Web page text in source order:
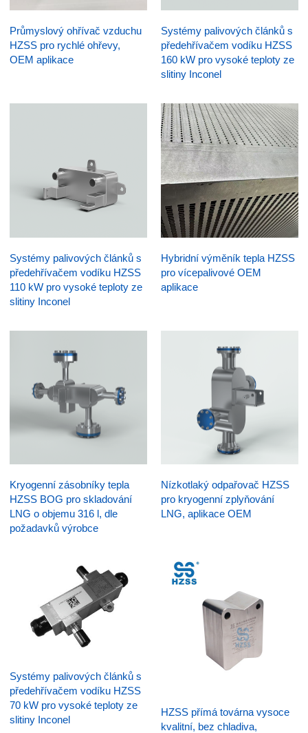
Průmyslový ohřívač vzduchu
HZSS pro rychlé ohřevy,
OEM aplikace
Systémy palivových článků s
předehřívačem vodíku HZSS
160 kW pro vysoké teploty ze
slitiny Inconel
Systémy palivových článků s
předehřívačem vodíku HZSS
110 kW pro vysoké teploty ze
slitiny Inconel
Hybridní výměník tepla HZSS
pro vícepalivové OEM
aplikace
Kryogenní zásobníky tepla
HZSS BOG pro skladování
LNG o objemu 316 l, dle
požadavků výrobce
Nízkotlaký odpařovač HZSS
pro kryogenní zplyňování
LNG, aplikace OEM
Systémy palivových článků s
předehřívačem vodíku HZSS
70 kW pro vysoké teploty ze
slitiny Inconel
HZSS přímá továrna vysoce
kvalitní, bez chladiva,